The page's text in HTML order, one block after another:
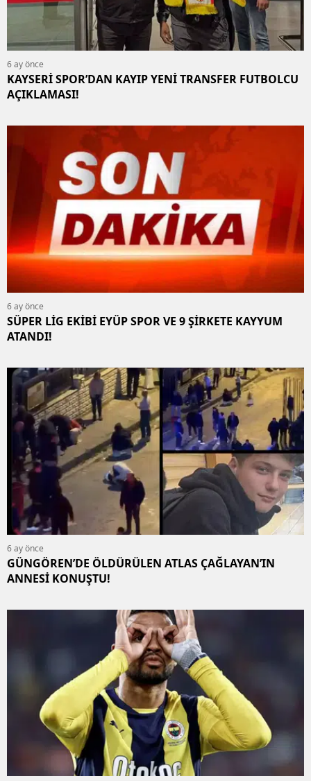
6 ay önce
KAYSERİ SPOR’DAN KAYIP YENİ TRANSFER FUTBOLCU
AÇIKLAMASI!
6 ay önce
SÜPER LİG EKİBİ EYÜP SPOR VE 9 ŞİRKETE KAYYUM
ATANDI!
6 ay önce
GÜNGÖREN’DE ÖLDÜRÜLEN ATLAS ÇAĞLAYAN’IN
ANNESİ KONUŞTU!